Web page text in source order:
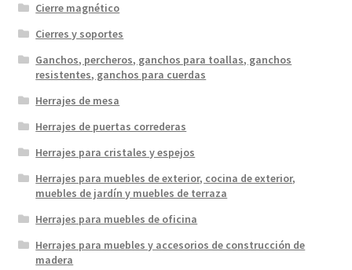
Cierre magnético
Cierres y soportes
Ganchos, percheros, ganchos para toallas, ganchos
resistentes, ganchos para cuerdas
Herrajes de mesa
Herrajes de puertas correderas
Herrajes para cristales y espejos
Herrajes para muebles de exterior, cocina de exterior,
muebles de jardín y muebles de terraza
Herrajes para muebles de oficina
Herrajes para muebles y accesorios de construcción de
madera